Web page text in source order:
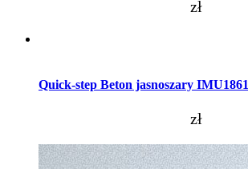
zł
Quick-step Beton jasnoszary IMU1861
zł